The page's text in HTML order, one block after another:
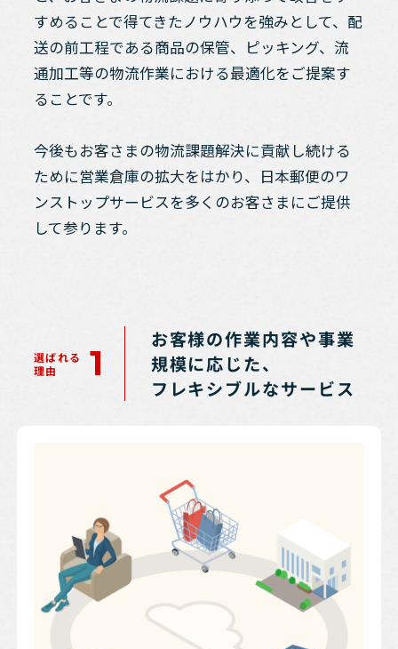
すめることで得てきたノウハウを強みとして、配
送の前工程である商品の保管、ピッキング、流
通加工等の物流作業における最適化をご提案す
ることです。
今後もお客さまの物流課題解決に貢献し続ける
ために営業倉庫の拡大をはかり、日本郵便のワ
ンストップサービスを多くのお客さまにご提供
して参ります。
選ばれる
理由
1
お客様の作業内容や事業
規模に応じた、
フレキシブルなサービス